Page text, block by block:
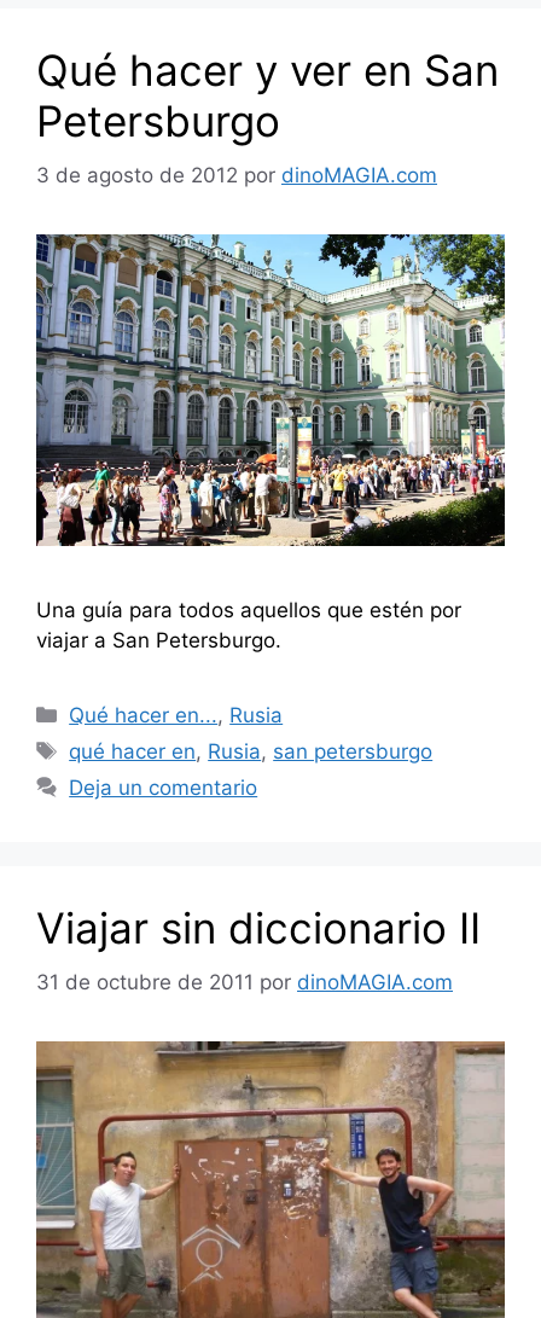
Qué hacer y ver en San
Petersburgo
3 de agosto de 2012 por dinoMAGIA.com
Una guía para todos aquellos que estén por
viajar a San Petersburgo.
Categorías
Qué hacer en..., Rusia
Etiquetas
qué hacer en, Rusia, san petersburgo
Deja un comentario
Viajar sin diccionario II
31 de octubre de 2011 por dinoMAGIA.com